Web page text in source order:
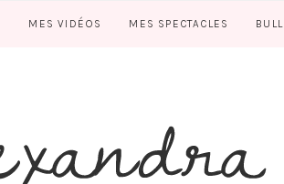
MES VIDÉOS MES SPECTACLES